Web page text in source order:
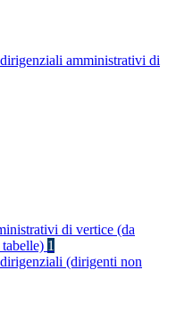
amministrativi di
di vertice (da
1
(dirigenti non